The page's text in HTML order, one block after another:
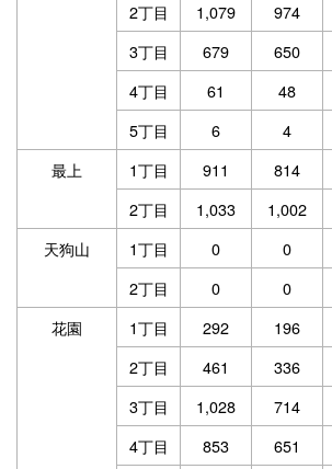
2丁目 1,079 974
3丁目
679 650
4丁目
61 48
5丁目
6 4
最上
1丁目 911 814
2丁目
1,033 1,002
天狗山
1丁目 0 0
2丁目
0 0
花園
1丁目 292 196
2丁目
461 336
3丁目
1,028 714
4丁目
853 651